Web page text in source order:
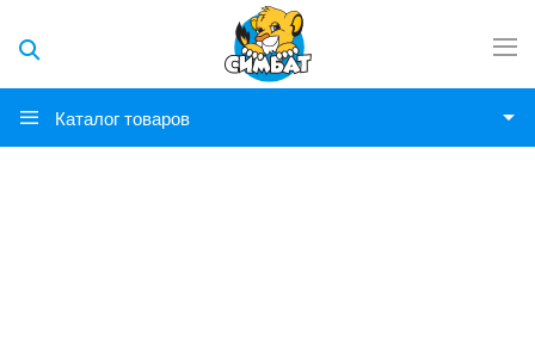
Каталог товаров